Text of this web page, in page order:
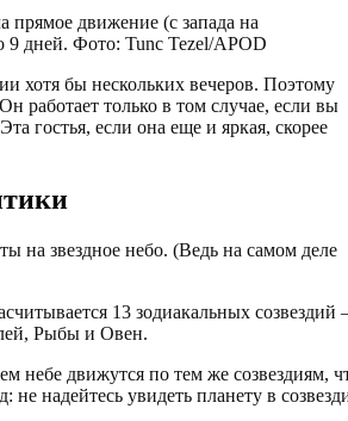
прямое движение (с запада на
9 дней. Фото: Tunc Tezel/APOD
хотя бы нескольких вечеров. Поэтому
работает только в том случае, если вы
гостья, если она еще и яркая, скорее
на звездное небо. (Ведь на самом деле
13 зодиакальных созвездий
Рыбы и Овен.
небе движутся по тем же созвездиям,
надейтесь увидеть планету в